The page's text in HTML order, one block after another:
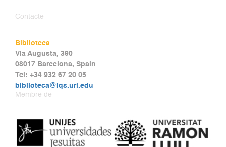
Contacte
Biblioteca
Via Augusta, 390
08017 Barcelona, Spain
Tel: +34 932 67 20 05
biblioteca@iqs.url.edu
Membre de